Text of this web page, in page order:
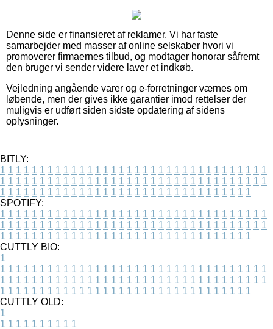
Denne side er finansieret af reklamer. Vi har faste
samarbejder med masser af online selskaber hvori vi
promoverer firmaernes tilbud, og modtager honorar såfremt
den bruger vi sender videre laver et indkøb.
Vejledning angående varer og e-forretninger værnes om
løbende, men der gives ikke garantier imod rettelser der
muligvis er udført siden sidste opdatering af sidens
oplysninger.
BITLY:
1 1 1 1 1 1 1 1 1 1 1 1 1 1 1 1 1 1 1 1 1 1 1 1 1 1 1 1 1 1 1 1 1 1
1 1 1 1 1 1 1 1 1 1 1 1 1 1 1 1 1 1 1 1 1 1 1 1 1 1 1 1 1 1 1 1 1 1
1 1 1 1 1 1 1 1 1 1 1 1 1 1 1 1 1 1 1 1 1 1 1 1 1 1 1 1 1 1 1 1
SPOTIFY:
1 1 1 1 1 1 1 1 1 1 1 1 1 1 1 1 1 1 1 1 1 1 1 1 1 1 1 1 1 1 1 1 1 1
1 1 1 1 1 1 1 1 1 1 1 1 1 1 1 1 1 1 1 1 1 1 1 1 1 1 1 1 1 1 1 1 1 1
1 1 1 1 1 1 1 1 1 1 1 1 1 1 1 1 1 1 1 1 1 1 1 1 1 1 1 1 1 1 1 1
CUTTLY BIO:
1
1 1 1 1 1 1 1 1 1 1 1 1 1 1 1 1 1 1 1 1 1 1 1 1 1 1 1 1 1 1 1 1 1 1
1 1 1 1 1 1 1 1 1 1 1 1 1 1 1 1 1 1 1 1 1 1 1 1 1 1 1 1 1 1 1 1 1 1
1 1 1 1 1 1 1 1 1 1 1 1 1 1 1 1 1 1 1 1 1 1 1 1 1 1 1 1 1 1 1 1
CUTTLY OLD:
1
1 1 1 1 1 1 1 1 1 1